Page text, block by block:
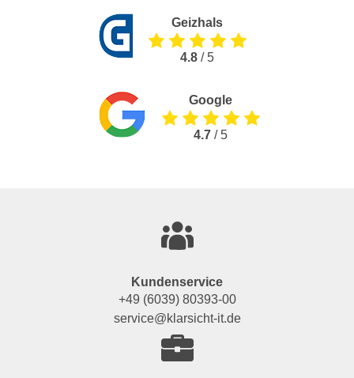
Geizhals
4.8 / 5
Google
4.7 / 5
Kundenservice
+49 (6039) 80393-00
service@klarsicht-it.de